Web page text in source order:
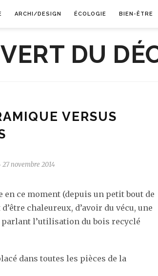
ARCHI/DESIGN ÉCOLOGIE BIEN-ÊTRE
VERSUS
27 novembre 2014
en ce moment (depuis un petit bout de
chaleureux, d’avoir du vécu, une
l’utilisation du bois recyclé
dans toutes les pièces de la